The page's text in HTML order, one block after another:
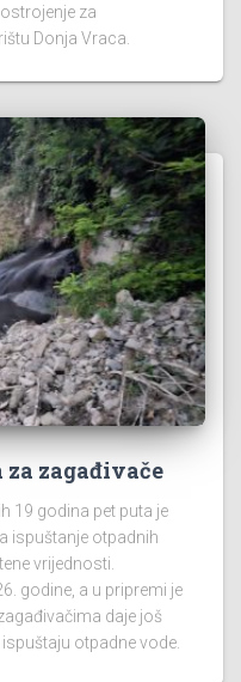
za
Donja Vraca.
za zagađivače
19 godina pet puta je
ispuštanje otpadnih
vrijednosti.
godine, a u pripremi je
daje još
otpadne vode.